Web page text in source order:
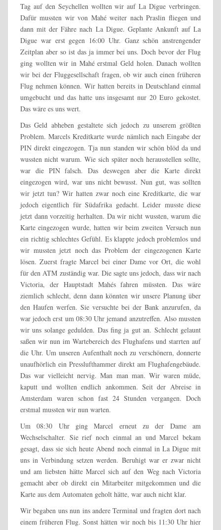
Tag auf den Seychellen wollten wir auf La Digue verbringen.
Dafür mussten wir von Mahé weiter nach Praslin fliegen und
dann mit der Fähre nach La Digue. Geplante Ankunft auf La
Digue war erst gegen 16:00 Uhr. Ganz schön anstrengender
Zeitplan aber so ist das ja immer bei uns. Doch bevor der Flug
ging wollten wir in Mahé erstmal Geld holen. Danach wollten
wir bei der Fluggesellschaft fragen, ob wir auch einen früheren
Flug nehmen können. Wir hatten bereits in Deutschland einmal
umgebucht und das hatte uns insgesamt nur 20 Euro gekostet.
Das wäre es uns wert.
Das Geld abheben gestaltete sich jedoch zu unserem größten
Problem. Marcels Kreditkarte wurde nämlich nach Eingabe der
PIN direkt eingezogen. Tja nun standen wir schön blöd da und
wussten nicht warum. Wie sich später noch herausstellen sollte,
war die PIN falsch. Das deswegen aber die Karte direkt
eingezogen wird, war uns nicht bewusst. Nun gut, was sollten
wir jetzt tun? Wir hatten zwar noch eine Kreditkarte, die war
jedoch eigentlich für Südafrika gedacht. Leider musste diese
jetzt dann vorzeitig herhalten. Da wir nicht wussten, warum die
Karte eingezogen wurde, hatten wir beim zweiten Versuch nun
ein richtig schlechtes Gefühl. Es klappte jedoch problemlos und
wir mussten jetzt noch das Problem der eingezogenen Karte
lösen. Zuerst fragte Marcel bei einer Dame vor Ort, die wohl
für den ATM zuständig war. Die sagte uns jedoch, dass wir nach
Victoria, der Hauptstadt Mahés fahren müssten. Das wäre
ziemlich schlecht, denn dann könnten wir unsere Planung über
den Haufen werfen. Sie versuchte bei der Bank anzurufen, da
war jedoch erst um 08:30 Uhr jemand anzutreffen. Also mussten
wir uns solange gedulden. Das fing ja gut an. Schlecht gelaunt
saßen wir nun im Wartebereich des Flughafens und starrten auf
die Uhr. Um unseren Aufenthalt noch zu verschönern, donnerte
unaufhörlich ein Presslufthammer direkt am Flughafengebäude.
Das war vielleicht nervig. Man man man. Wir waren müde,
kaputt und wollten endlich ankommen. Seit der Abreise in
Amsterdam waren schon fast 24 Stunden vergangen. Doch
erstmal mussten wir nun warten.
Um 08:30 Uhr ging Marcel erneut zu der Dame am
Wechselschalter. Sie rief noch einmal an und Marcel bekam
gesagt, dass sie sich heute Abend noch einmal in La Digue mit
uns in Verbindung setzen werden. Beruhigt war er zwar nicht
und am liebsten hätte Marcel sich auf den Weg nach Victoria
gemacht aber ob direkt ein Mitarbeiter mitgekommen und die
Karte aus dem Automaten geholt hätte, war auch nicht klar.
Wir begaben uns nun ins andere Terminal und fragten dort nach
einem früheren Flug. Sonst hätten wir noch bis 11:30 Uhr hier